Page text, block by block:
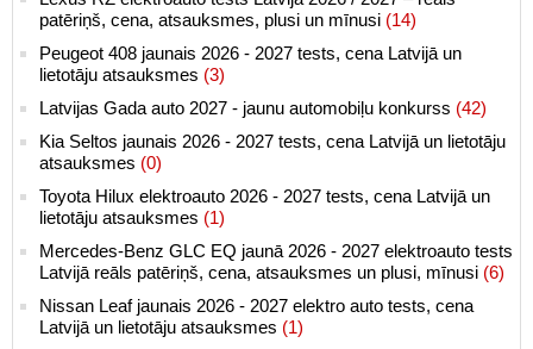
patēriņš, cena, atsauksmes, plusi un mīnusi (14)
Peugeot 408 jaunais 2026 - 2027 tests, cena Latvijā un
lietotāju atsauksmes (3)
Latvijas Gada auto 2027 - jaunu automobiļu konkurss (42)
Kia Seltos jaunais 2026 - 2027 tests, cena Latvijā un lietotāju
atsauksmes (0)
Toyota Hilux elektroauto 2026 - 2027 tests, cena Latvijā un
lietotāju atsauksmes (1)
Mercedes-Benz GLC EQ jaunā 2026 - 2027 elektroauto tests
Latvijā reāls patēriņš, cena, atsauksmes un plusi, mīnusi (6)
Nissan Leaf jaunais 2026 - 2027 elektro auto tests, cena
Latvijā un lietotāju atsauksmes (1)